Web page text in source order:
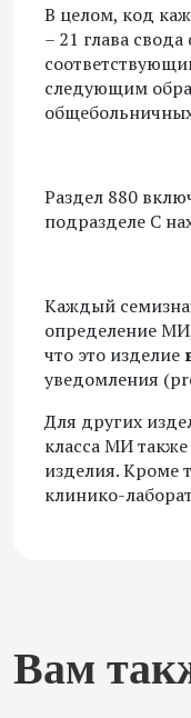
В целом, код
– 21 глава
следующим
Раздел 880
подразделе С
Каждый
определение
что это изделие
уведомления
Для других
класса МИ
изделия. Кроме
клинико-
Вам